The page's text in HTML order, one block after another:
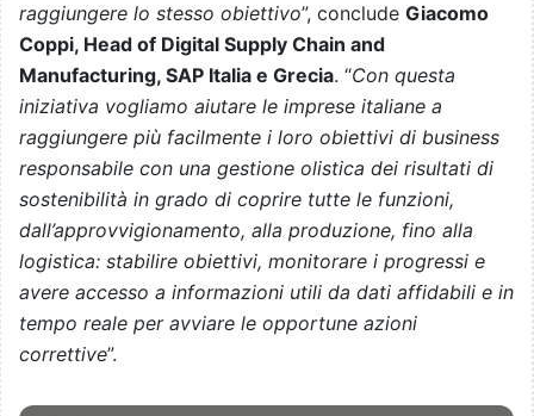
raggiungere lo stesso obiettivo”, conclude Giacomo
Coppi, Head of Digital Supply Chain and
Manufacturing, SAP Italia e Grecia. “Con questa
iniziativa vogliamo aiutare le imprese italiane a
raggiungere più facilmente i loro obiettivi di business
responsabile con una gestione olistica dei risultati di
sostenibilità in grado di coprire tutte le funzioni,
dall’approvvigionamento, alla produzione, fino alla
logistica: stabilire obiettivi, monitorare i progressi e
avere accesso a informazioni utili da dati affidabili e in
tempo reale per avviare le opportune azioni
correttive”.